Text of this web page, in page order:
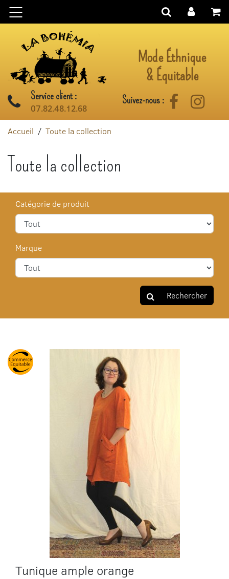
Aller au contenu
Mode Éthnique
& Équitable
Service client :
07.82.48.12.68
Suivez-nous : Facebook
Accueil Toute la collection
Toute la collection
Catégorie de produit
Marque
Rechercher
Tunique ample orange